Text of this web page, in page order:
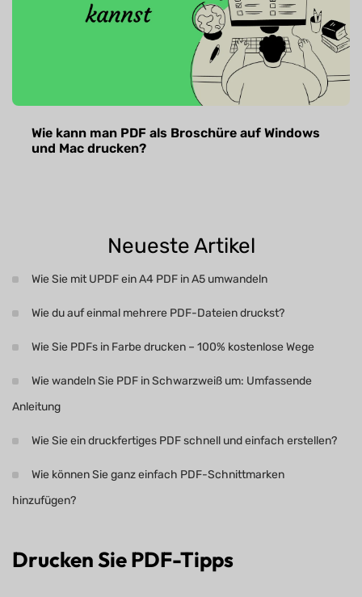
Drucken Sie PDF-Tipps
Wie kann man PDF als Broschüre auf Windows
und Mac drucken?
Neueste Artikel
Wie Sie mit UPDF ein A4 PDF in A5 umwandeln
Wie du auf einmal mehrere PDF-Dateien druckst?
Wie Sie PDFs in Farbe drucken – 100% kostenlose Wege
Wie wandeln Sie PDF in Schwarzweiß um: Umfassende
Anleitung
Wie Sie ein druckfertiges PDF schnell und einfach erstellen?
Wie können Sie ganz einfach PDF-Schnittmarken
hinzufügen?